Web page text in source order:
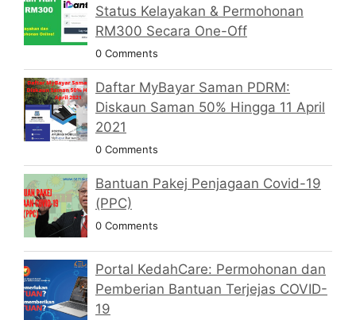
Status Kelayakan & Permohonan
RM300 Secara One-Off
0 Comments
Daftar MyBayar Saman PDRM:
Diskaun Saman 50% Hingga 11 April
2021
0 Comments
Bantuan Pakej Penjagaan Covid-19
(PPC)
0 Comments
Portal KedahCare: Permohonan dan
Pemberian Bantuan Terjejas COVID-
19